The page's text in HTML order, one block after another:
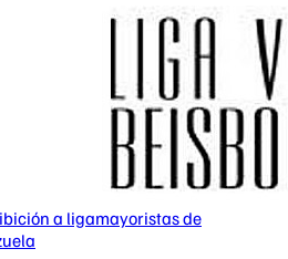
a ligamayoristas de